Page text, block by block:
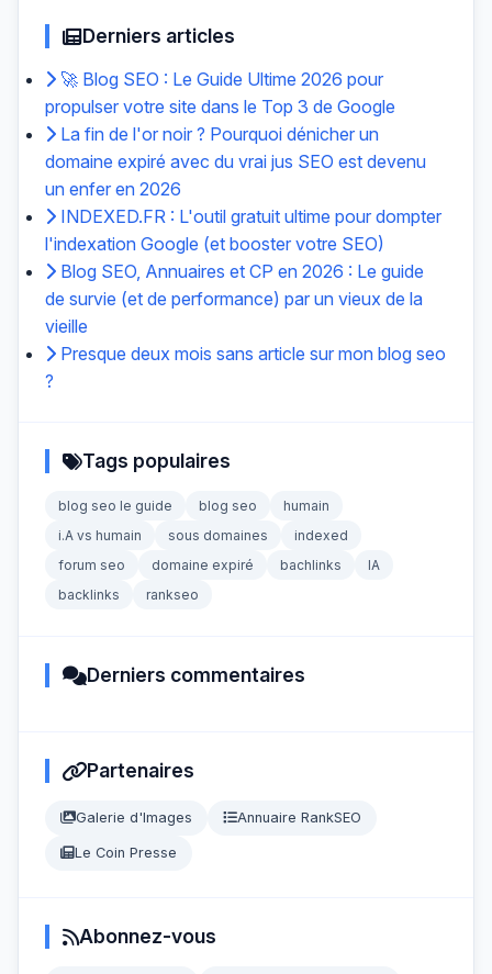
Derniers articles
🚀 Blog SEO : Le Guide Ultime 2026 pour
propulser votre site dans le Top 3 de Google
La fin de l'or noir ? Pourquoi dénicher un
domaine expiré avec du vrai jus SEO est devenu
un enfer en 2026
INDEXED.FR : L'outil gratuit ultime pour dompter
l'indexation Google (et booster votre SEO)
Blog SEO, Annuaires et CP en 2026 : Le guide
de survie (et de performance) par un vieux de la
vieille
Presque deux mois sans article sur mon blog seo
?
Tags populaires
blog seo le guide blog seo
humain
i.A vs humain
sous domaines
indexed
forum seo
domaine expiré bachlinks
IA
backlinks
rankseo
Derniers commentaires
Partenaires
Galerie d'Images Annuaire RankSEO
Le Coin Presse
Abonnez-vous